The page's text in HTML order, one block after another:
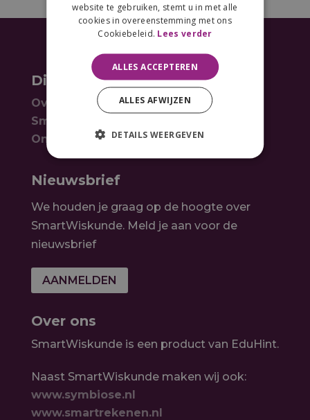
Dit is SmartWiskunde
Over SmartWiskunde
SmartWiskunde & ProLearn
Ontdek
Nieuwsbrief
We houden je graag op de hoogte over
SmartWiskunde. Meld je aan voor de
nieuwsbrief
AANMELDEN
Over ons
SmartWiskunde is een product van EduHint.
Naast SmartWiskunde maken wij ook:
www.symbiose.nl
www.smartrekenen.nl
website te gebruiken, stemt u in met alle
cookies in overeenstemming met ons
Cookiebeleid. Lees verder
ALLES ACCEPTEREN
ALLES AFWIJZEN
DETAILS WEERGEVEN